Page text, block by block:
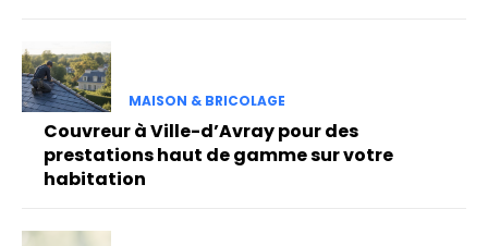
MAISON & BRICOLAGE
Couvreur à Ville-d’Avray pour des
prestations haut de gamme sur votre
habitation